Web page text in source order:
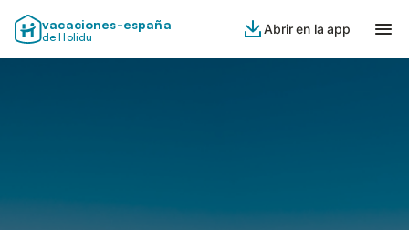
vacaciones-españa
de Holidu
Abrir en la app